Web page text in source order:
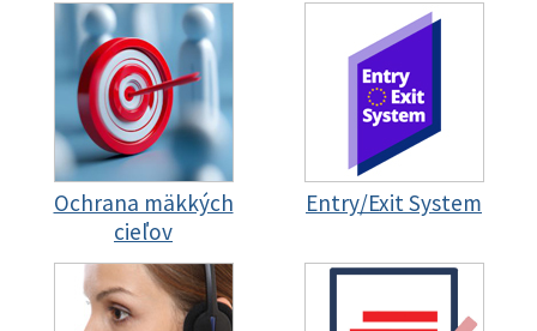
Ochrana mäkkých
cieľov
Entry/Exit System